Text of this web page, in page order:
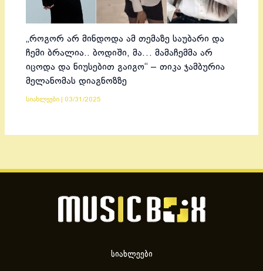
„როგორ არ მინდოდა ამ თემაზე საუბარი და
ჩემი ბრალია.. ბოდიში, მა… მამაჩემმა არ
იცოდა და ნიუსებით გაიგო“ – თიკა ჯამბურია
მელანომას დიაგნოზზე
სიახლეები 03/31/2025
სიახლეები